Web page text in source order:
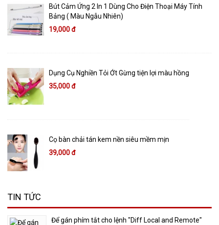
Bút Cảm Ứng 2 In 1 Dùng Cho Điện Thoại Máy Tính
Bảng ( Màu Ngẫu Nhiên)
19,000 đ
Dụng Cụ Nghiền Tỏi Ớt Gừng tiện lợi màu hồng
35,000 đ
Cọ bàn chải tán kem nền siêu mềm mịn
39,000 đ
TIN TỨC
​Để gán phím tắt cho lệnh "Diff Local and Remote"